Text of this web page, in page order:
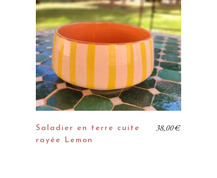
Saladier en terre cuite
rayée Lemon
38,00€